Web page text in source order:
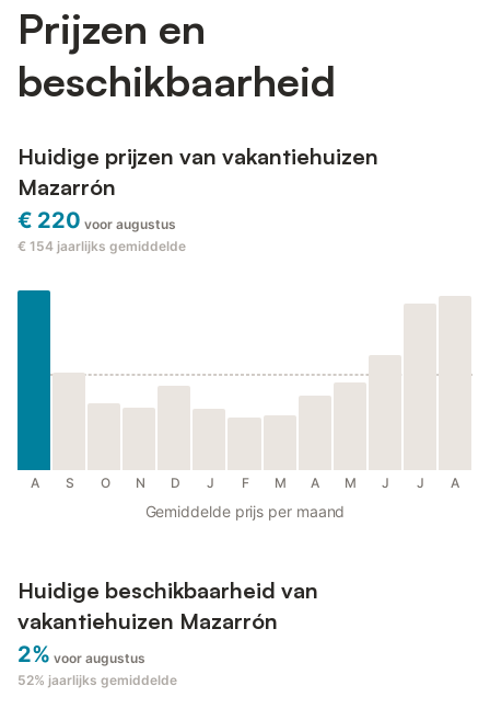
Prijzen en
beschikbaarheid
Huidige prijzen van vakantiehuizen
Mazarrón
€ 220 voor augustus
€ 154 jaarlijks gemiddelde
A S O N D J F M A M J J A
Gemiddelde prijs per maand
Huidige beschikbaarheid van
vakantiehuizen Mazarrón
2% voor augustus
52% jaarlijks gemiddelde